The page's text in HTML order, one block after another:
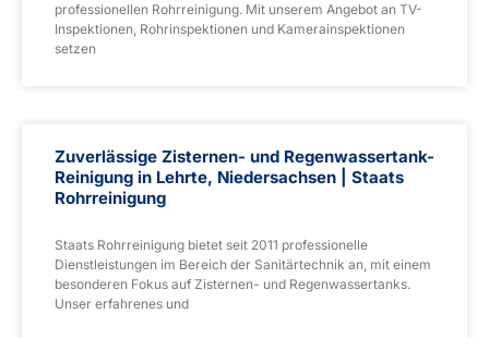
professionellen Rohrreinigung. Mit unserem Angebot an TV-
Inspektionen, Rohrinspektionen und Kamerainspektionen
setzen
Zuverlässige Zisternen- und Regenwassertank-
Reinigung in Lehrte, Niedersachsen | Staats
Rohrreinigung
Staats Rohrreinigung bietet seit 2011 professionelle
Dienstleistungen im Bereich der Sanitärtechnik an, mit einem
besonderen Fokus auf Zisternen- und Regenwassertanks.
Unser erfahrenes und